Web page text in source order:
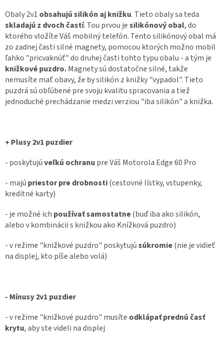
Obaly 2v1 obsahujú silikón aj knižku. Tieto obaly sa teda
skladajú z dvoch častí. Tou prvou jesilikónový obal, do
ktorého vložíte Váš mobilný telefón. Tento silikónový obal má
zo zadnej časti silné magnety, pomocou ktorých možno mobil
ľahko "pricvaknúť" do druhej časti tohto typu obalu - a tým je
knižkové puzdro.Magnety sú dostatočne silné, takže
nemusíte mať obavy, že by silikón z knižky "vypadol". Tieto
puzdrá sú obľúbené pre svoju kvalitu spracovania a tiež
jednoduché prechádzanie medzi verziou "iba silikón" a knižka.
+ Plusy 2v1 puzdier
- poskytujúveľkú ochranu pre Váš Motorola Edge 60 Pro
- majú priestor pre drobnosti(cestovné lístky, vstupenky,
kreditné karty)
- je možné ich používať samostatne(buď iba ako silikón,
alebo v kombinácii s knižkou ako Knížková puzdro)
- v režime "knižkové puzdro" poskytujúsúkromie(nie je vidieť
na displej, kto píše alebo volá)
- Mínusy 2v1 puzdier
- v režime "knižkové puzdro" musíte odklápať prednú časť
krytu, aby ste videli na displej